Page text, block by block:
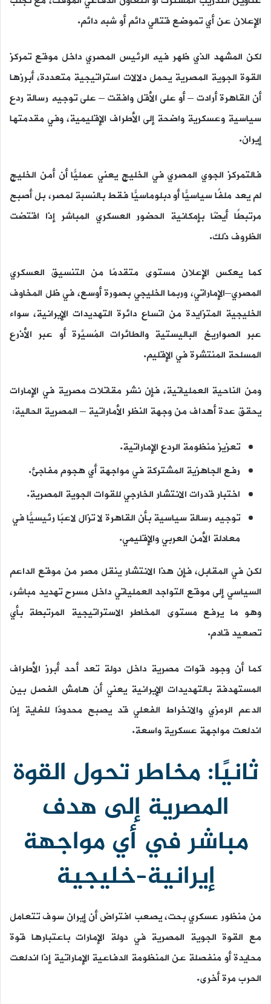
الإعلان عن أي تموضع قتالي دائم أو شبه دائم.
لكن المشهد الذي ظهر فيه الرئيس المصري داخل موقع تمركز
القوة الجوية المصرية يحمل دلالات استراتيجية متعددة، أبرزها
أن القاهرة أرادت – أو على الأقل وافقت – على توجيه رسالة ردع
سياسية وعسكرية واضحة إلى الأطراف الإقليمية، وفي مقدمتها
إيران.
فالتمركز الجوي المصري في الخليج يعني عمليًّا أن أمن الخليج
لم يعد ملفًا سياسيًّا أو دبلوماسيًّا فقط بالنسبة لمصر، بل أصبح
مرتبطًا أيضًا بإمكانية الحضور العسكري المباشر إذا اقتضت
الظروف ذلك.
كما يعكس الإعلان مستوى متقدمًا من التنسيق العسكري
المصري–الإماراتي، وربما الخليجي بصورة أوسع، في ظل المخاوف
الخليجية المتزايدة من اتساع دائرة التهديدات الإيرانية، سواء
عبر الصواريخ الباليستية والطائرات المُسيَّرة أو عبر الأذرع
المسلحة المنتشرة في الإقليم.
ومن الناحية العملياتية، فإن نشر مقاتلات مصرية في الإمارات
يحقق عدة أهداف من وجهة النظر الأماراتية – المصرية الحالية:
تعزيز منظومة الردع الإماراتية.
رفع الجاهزية المشتركة في مواجهة أي هجوم مفاجئ.
اختبار قدرات الانتشار الخارجي للقوات الجوية المصرية.
توجيه رسالة سياسية بأن القاهرة لا تزال لاعبًا رئيسيًّا في
معادلة الأمن العربي والإقليمي.
لكن في المقابل، فإن هذا الانتشار ينقل مصر من موقع الداعم
السياسي إلى موقع التواجد العملياتي داخل مسرح تهديد مباشر،
وهو ما يرفع مستوى المخاطر الاستراتيجية المرتبطة بأي
تصعيد قادم.
كما أن وجود قوات مصرية داخل دولة تعد أحد أبرز الأطراف
المستهدفة بالتهديدات الإيرانية يعني أن هامش الفصل بين
الدعم الرمزي والانخراط الفعلي قد يصبح محدودًا للغاية إذا
اندلعت مواجهة عسكرية واسعة.
ثانيًا: مخاطر تحول القوة
المصرية إلى هدف
مباشر في أي مواجهة
إيرانية–خليجية
من منظور عسكري بحت، يصعب افتراض أن إيران سوف تتعامل
مع القوة الجوية المصرية في دولة الإمارات باعتبارها قوة
محايدة أو منفصلة عن المنظومة الدفاعية الإماراتية إذا اندلعت
الحرب مرة أخرى.